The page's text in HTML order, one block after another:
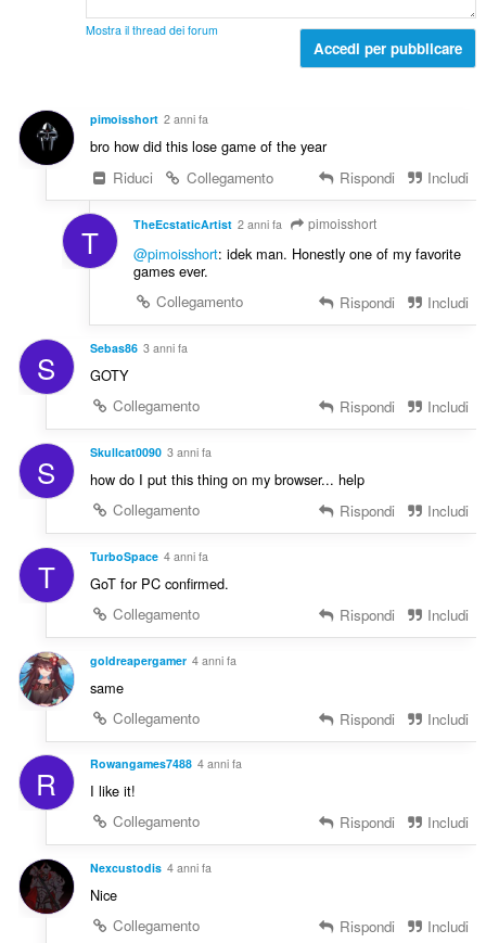
Mostra il thread dei forum
Accedi per pubblicare
pimoisshort 2 anni fa
bro how did this lose game of the year
Riduci
Collegamento Rispondi Includi
T TheEcstaticArtist 2 anni fa pimoisshort
@pimoisshort: idek man. Honestly one of my favorite
games ever.
Collegamento
Rispondi Includi
S Sebas86 3 anni fa
GOTY
Collegamento
Rispondi Includi
S Skullcat0090 3 anni fa
how do I put this thing on my browser... help
Collegamento
Rispondi Includi
T TurboSpace 4 anni fa
GoT for PC confirmed.
Collegamento
Rispondi Includi
goldreapergamer 4 anni fa
same
Collegamento
Rispondi Includi
R Rowangames7488 4 anni fa
I like it!
Collegamento
Rispondi Includi
Nexcustodis 4 anni fa
Nice
Collegamento
Rispondi Includi